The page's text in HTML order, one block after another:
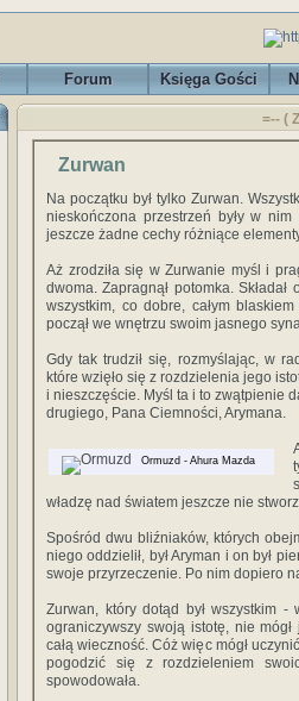
Forum Księga Gości
=-- (
Zurwan
Na początku był tylko Zurwan.
nieskończona przestrzeń były w
jeszcze żadne cechy różniące
Aż zrodziła się w Zurwanie myśl i
dwoma. Zapragnął potomka.
wszystkim, co dobre, całym
począł we wnętrzu swoim jasnego
Gdy tak trudził się, rozmyślając, w
które wzięło się z rozdzielenia jego
i nieszczęście. Myśl ta i to zwątpienie
drugiego, Pana Ciemności, Arymana.
Ormuzd - Ahura Mazda
władzę nad światem jeszcze nie
Spośród dwu bliźniaków, których
niego oddzielił, był Aryman i on był
swoje przyrzeczenie. Po nim dopiero
Zurwan, który dotąd był wszystkim
ograniczywszy swoją istotę, nie
całą wieczność. Cóż więc mógł
pogodzić się z rozdzieleniem
spowodowała.